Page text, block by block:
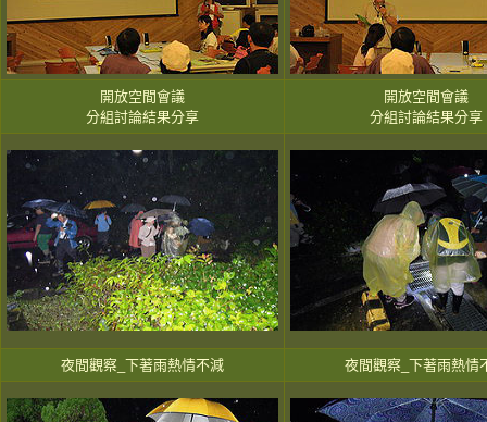
開放空間會議
分組討論結果分享
開放空間會議
分組討論結果分享
夜間觀察_下著雨熱情不減 夜間觀察_下著雨熱情